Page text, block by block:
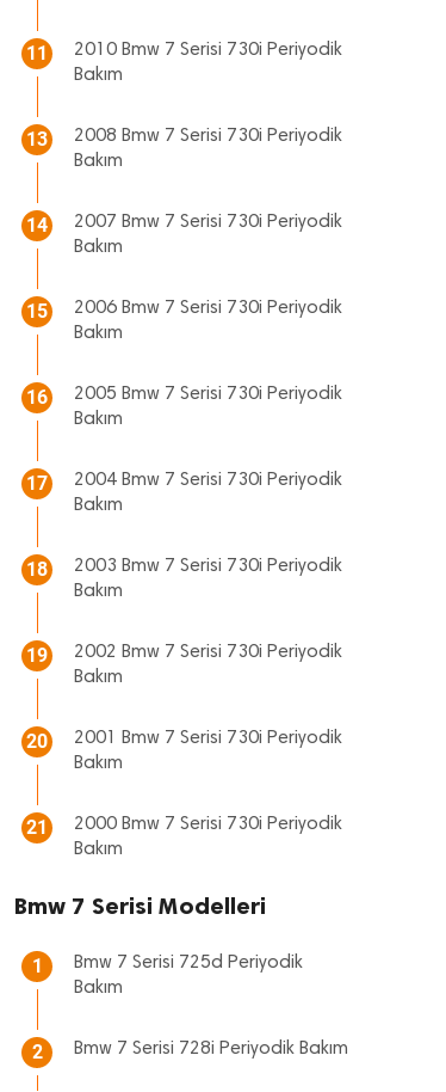
11
2010 Bmw 7 Serisi 730i Periyodik
Bakım
13
2008 Bmw 7 Serisi 730i Periyodik
Bakım
14
2007 Bmw 7 Serisi 730i Periyodik
Bakım
15
2006 Bmw 7 Serisi 730i Periyodik
Bakım
16
2005 Bmw 7 Serisi 730i Periyodik
Bakım
17
2004 Bmw 7 Serisi 730i Periyodik
Bakım
18
2003 Bmw 7 Serisi 730i Periyodik
Bakım
19
2002 Bmw 7 Serisi 730i Periyodik
Bakım
20
2001 Bmw 7 Serisi 730i Periyodik
Bakım
21
2000 Bmw 7 Serisi 730i Periyodik
Bakım
Bmw 7 Serisi Modelleri
1
Bmw 7 Serisi 725d Periyodik
Bakım
2 Bmw 7 Serisi 728i Periyodik Bakım